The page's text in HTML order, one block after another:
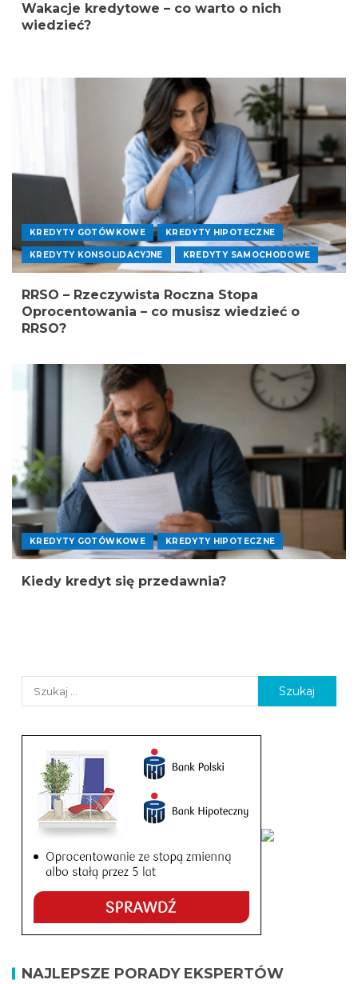
Wakacje kredytowe – co warto o nich
wiedzieć?
KREDYTY GOTÓWKOWE KREDYTY HIPOTECZNE
KREDYTY KONSOLIDACYJNE KREDYTY SAMOCHODOWE
RRSO – Rzeczywista Roczna Stopa
Oprocentowania – co musisz wiedzieć o
RRSO?
KREDYTY GOTÓWKOWE KREDYTY HIPOTECZNE
Kiedy kredyt się przedawnia?
NAJLEPSZE PORADY EKSPERTÓW